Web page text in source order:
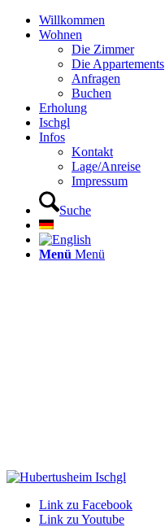
Willkommen
Wohnen
Die Zimmer
Die Appartements
Anfragen
Buchen
Erholung
Ischgl
Infos
Kontakt
Lage/Anreise
Impressum
Suche
Menü Menü
Link zu Facebook
Link zu Youtube